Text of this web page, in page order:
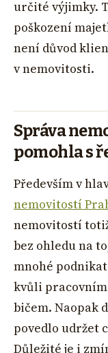
určité výjimky.
poškození
není důvod
v nemovitosti.
Správa
pomohla s
Především v
nemovitostí
nemovitostí
bez ohledu na
mnohé
kvůli
bičem. Naopak
povedlo udržet
Důležité je i